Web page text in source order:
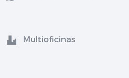
Multioficinas